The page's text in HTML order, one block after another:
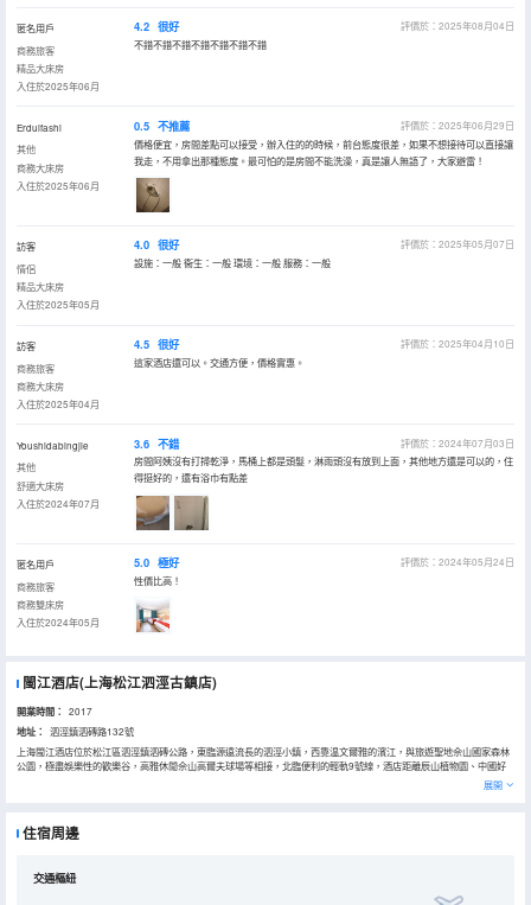
匿名用戶
商務旅客
精品大床房
入住於2025年06月
4.2 很好
評價於：2025年08月04日
不錯不錯不錯不錯不錯不錯不錯
Erduifashi
其他
商務大床房
入住於2025年06月
0.5 不推薦
評價於：2025年06月29日
價格便宜，房間差點可以接受，辦入住的的時候，前台態度很差，如果不想接待可以直接讓
我走，不用拿出那種態度。最可怕的是房間不能洗澡，真是讓人無語了，大家避雷！
訪客
情侶
精品大床房
入住於2025年05月
4.0 很好
評價於：2025年05月07日
設施：一般 衞生：一般 環境：一般 服務：一般
訪客
商務旅客
商務大床房
入住於2025年04月
4.5 很好
評價於：2025年04月10日
這家酒店還可以。交通方便，價格實惠。
Youshidabingjie
其他
舒適大床房
入住於2024年07月
3.6 不錯
評價於：2024年07月03日
房間阿姨沒有打掃乾淨，馬桶上都是頭髮，淋雨頭沒有放到上面，其他地方還是可以的，住
得挺好的，還有浴巾有點差
匿名用戶
商務旅客
商務雙床房
入住於2024年05月
5.0 極好
評價於：2024年05月24日
性價比高！
閩江酒店(上海松江泗涇古鎮店)
開業時間： 2017
地址：
泗涇鎮泗磚路132號
上海閩江酒店位於松江區泗涇鎮泗磚公路，東臨源遠流長的泗涇小鎮，西靠温文爾雅的濱江，與旅遊聖地佘山國家森林
公園，極盡娛樂性的歡樂谷，高雅休閒佘山高爾夫球場等相接，北臨便利的輕軌9號線，酒店距離辰山植物園、中國好
玩的歡樂谷、瑪雅水上樂園、佘山國家森林公園約6公里路程。酒店交通便利，距國家會展中心很近，門口有公交線路
棲息之地。 此外，酒店還可為參會的成功人士提供早餐服務，提供會議室可作為白領的開會及茶話會的舒心場地（詳情
展開
住宿周邊
交通樞紐